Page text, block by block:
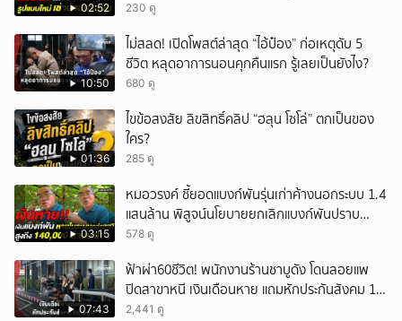
02:52 230 ดู
10:50
ไม่สลด! เปิดโพสต์ล่าสุด “ไอ้ป๋อง” ก่อเหตุดับ 5
ชีวิต หลุดอาการนอนคุกคืนแรก รู้เลยเป็นยังไง?
680 ดู
01:36
ไขข้อสงสัย ลิขสิทธิ์คลิป “ฮลุน โซโล่” ตกเป็นของ
ใคร?
285 ดู
03:15
หมอวรงค์ ชี้ยอดแบงก์พันรุ่นเก่าค้างนอกระบบ 1.4
แสนล้าน พิสูจน์นโยบายยกเลิกแบงก์พันปราบ
ธุรกิจสีเทา
578 ดู
07:43
ฟ้าผ่า60ชีวิต! พนักงานร้านชาบูดัง โดนลอยแพ
ปิดสาขาหนี เงินเดือนหาย แถมหักประกันสังคม 11
เดือนแต่ไม่ส่ง?
2,441 ดู